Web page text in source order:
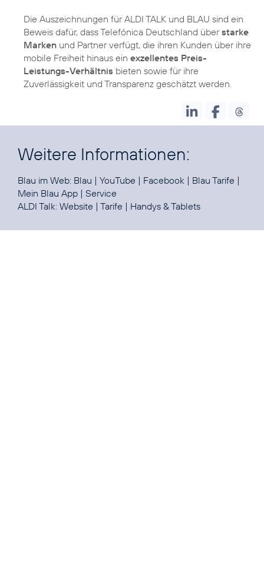
Die Auszeichnungen für ALDI TALK und BLAU sind ein
Beweis dafür, dass Telefónica Deutschland überstarke
Marken und Partner verfügt, die ihren Kunden über ihre
mobile Freiheit hinaus ein exzellentes Preis-
Leistungs-Verhältnis bieten sowie für ihre
Zuverlässigkeit und Transparenz geschätzt werden.
Weitere Informationen:
Blau im Web: Blau | YouTube | Facebook | Blau Tarife |
Mein Blau App | Service
ALDI Talk: Website | Tarife | Handys & Tablets